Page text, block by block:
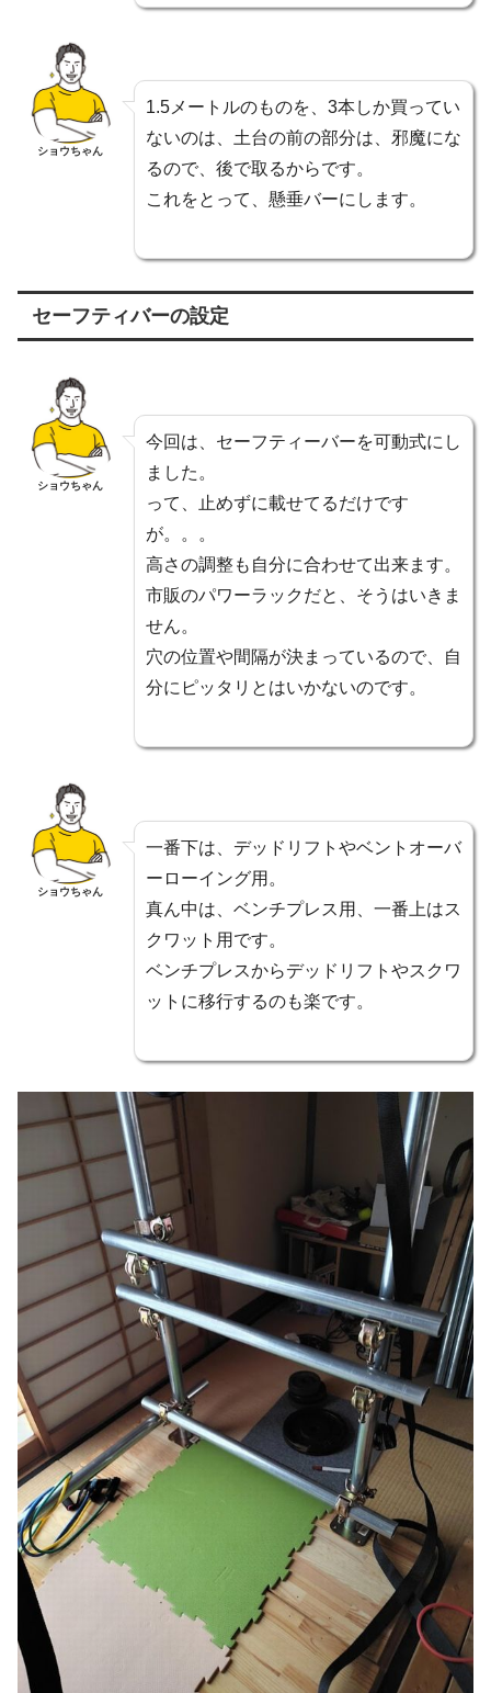
ショウちゃん
1.5メートルのものを、3本しか買ってい
ないのは、土台の前の部分は、邪魔にな
るので、後で取るからです。
これをとって、懸垂バーにします。
セーフティバーの設定
ショウちゃん
今回は、セーフティーバーを可動式にし
ました。
って、止めずに載せてるだけです
が。。。
高さの調整も自分に合わせて出来ます。
市販のパワーラックだと、そうはいきま
せん。
穴の位置や間隔が決まっているので、自
分にピッタリとはいかないのです。
ショウちゃん
一番下は、デッドリフトやベントオーバ
ーローイング用。
真ん中は、ベンチプレス用、一番上はス
クワット用です。
ベンチプレスからデッドリフトやスクワ
ットに移行するのも楽です。